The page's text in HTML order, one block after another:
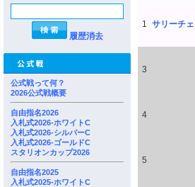
履歴消去
公式戦って何？
2026公式戦概要
自由指名2026
入札式2026-ホワイトC
入札式2026-シルバーC
入札式2026-ゴールドC
スタリオンカップ2026
自由指名2025
入札式2025-ホワイトC
1 サリーチェ
3
4
5